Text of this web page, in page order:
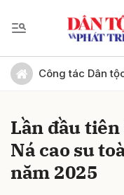
Công tác Dân
Lần đầu
Ná cao su
năm 2025
Gửi bình luận